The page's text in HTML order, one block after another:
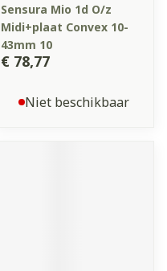
Sensura Mio 1d O/z
Midi+plaat Convex 10-
43mm 10
€ 78,77
Niet beschikbaar